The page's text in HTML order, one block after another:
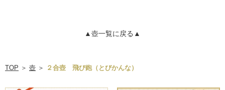
▲壺一覧に戻る▲
TOP ＞ 壺 ＞ ２合壺 飛び鉋（とびかんな）